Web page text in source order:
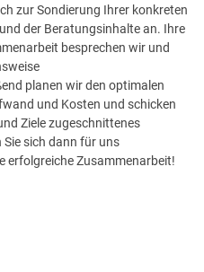
zur Sondierung Ihrer konkreten
der Beratungsinhalte an. Ihre
besprechen wir und
planen wir den optimalen
und Kosten und schicken
Ziele zugeschnittenes
sich dann für uns
erfolgreiche Zusammenarbeit!